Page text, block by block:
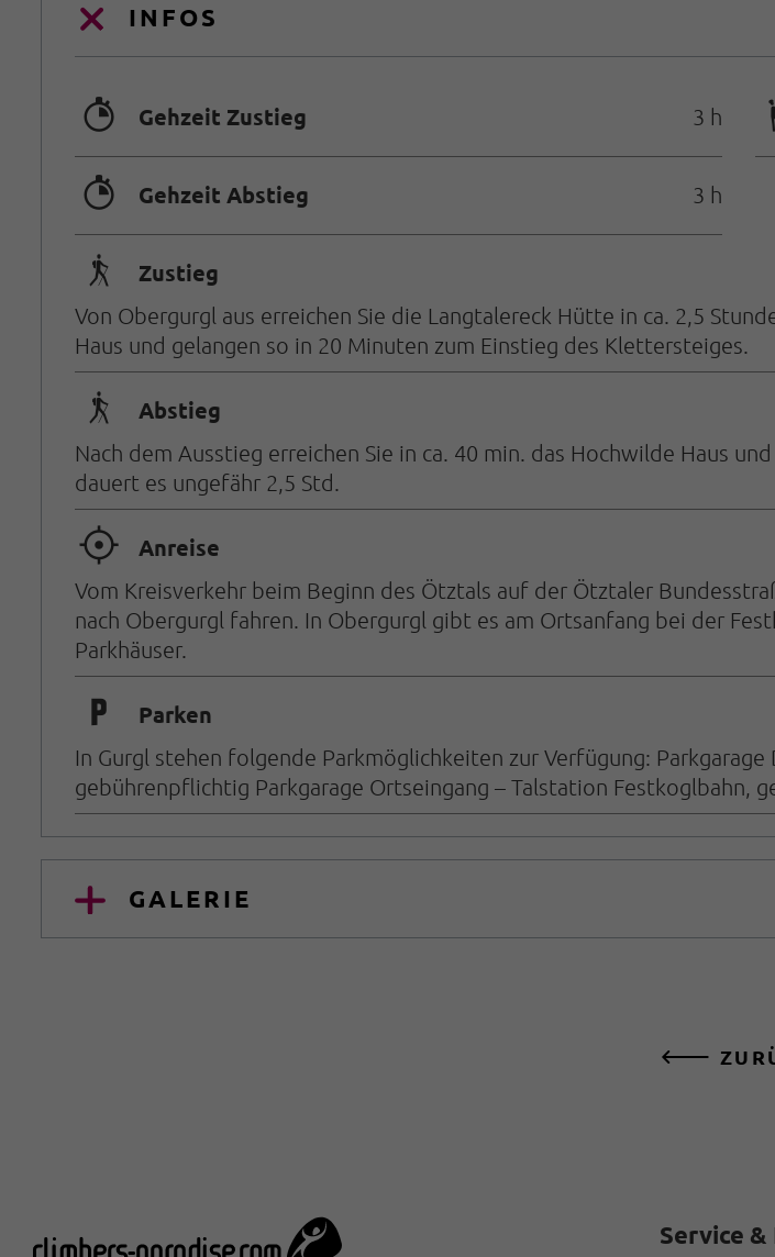
INFOS
🐲 Gehzeit Zustieg 3 h
🐲 Gehzeit Abstieg 3 h
🛬 Zustieg
Von Obergurgl aus erreichen Sie die Langtalereck Hütte in ca. 2,5
Haus und gelangen so in 20 Minuten zum Einstieg des Klettersteiges.
🛬 Abstieg
Nach dem Ausstieg erreichen Sie in ca. 40 min. das Hochwilde Haus
dauert es ungefähr 2,5 Std.
🞞 Anreise
Vom Kreisverkehr beim Beginn des Ötztals auf der Ötztaler
nach Obergurgl fahren. In Obergurgl gibt es am Ortsanfang bei der
Parkhäuser.
🐈 Parken
In Gurgl stehen folgende Parkmöglichkeiten zur Verfügung:
gebührenpflichtig Parkgarage Ortseingang – Talstation Festkoglbahn,
GALERIE
Service